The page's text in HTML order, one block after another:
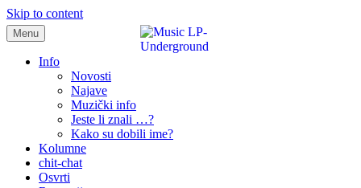
Skip to content
samo muzika i …..
Menu
Info
Novosti
Najave
Muzički info
Jeste li znali …?
Kako su dobili ime?
Kolumne
chit-chat
Osvrti